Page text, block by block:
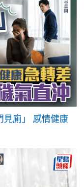
見廁」 感情健康